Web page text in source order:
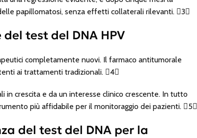
papillomatosi, senza effetti collaterali rilevanti. 3
test del DNA HPV
completamente nuovi. Il farmaco antitumorale
ai trattamenti tradizionali. 4
in crescita e da un interesse clinico crescente. In tutto
più affidabile per il monitoraggio dei pazienti. 5
del test del DNA per la